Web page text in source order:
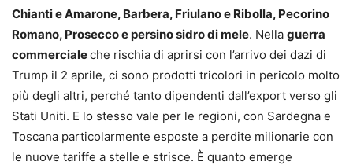
Chianti e Amarone, Barbera, Friulano e Ribolla, Pecorino
Romano, Prosecco e persino sidro di mele. Nella guerra
commercialeche rischia di aprirsi con l’arrivo dei dazi di
Trump il 2 aprile, ci sono prodotti tricolori in pericolo molto
più degli altri, perché tanto dipendenti dall’export verso gli
Stati Uniti. E lo stesso vale per le regioni, con Sardegna e
Toscana particolarmente esposte a perdite milionarie con
le nuove tariffe a stelle e strisce. È quanto emerge